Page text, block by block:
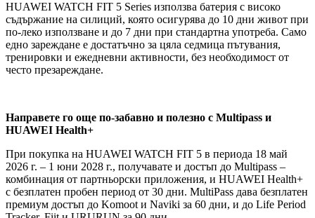
HUAWEI WATCH FIT 5 Series използва батерия с високо
съдържание на силиций, която осигурява до 10 дни живот при
по-леко използване и до 7 дни при стандартна употреба. Само
едно зареждане е достатъчно за цяла седмица пътувания,
тренировки и ежедневни активности, без необходимост от
често презареждане.
Направете го още по-забавно и полезно с Multipass и
HUAWEI Health+
При покупка на HUAWEI WATCH FIT 5 в периода 18 май
2026 г. – 1 юни 2028 г., получавате и достъп до Multipass –
комбинация от партньорски приложения, и HUAWEI Health+
с безплатен пробен период от 30 дни. MultiPass дава безплатен
премиум достъп до Komoot и Naviki за 60 дни, и до Life Period